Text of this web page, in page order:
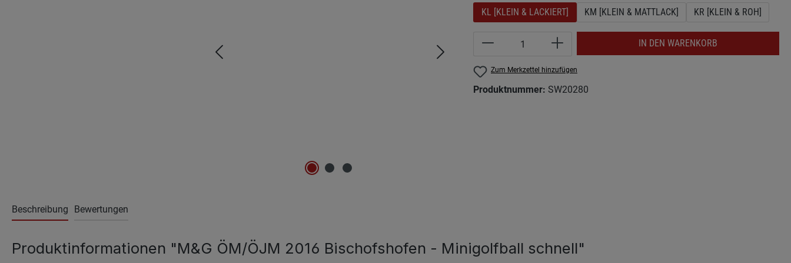
KL [KLEIN & LACKIERT]
KM [KLEIN & MATTLACK] KR [KLEIN & ROH]
Produkt Anzahl: Gib den gewünschten Wert ein
IN DEN WARENKORB
Zum Merkzettel hinzufügen
Produktnummer: SW20280
Beschreibung Bewertungen
Produktinformationen "M&G ÖM/ÖJM 2016 Bischofshofen - Minigolfball schnell"